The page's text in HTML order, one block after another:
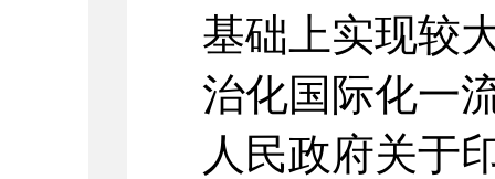
基础上实现较
治化国际化一
人民政府关于